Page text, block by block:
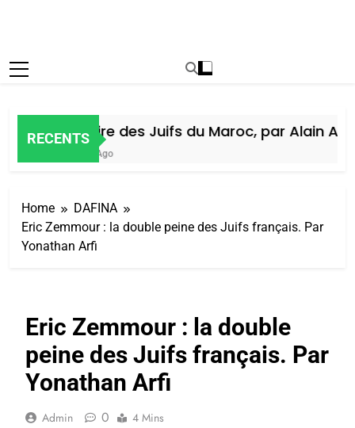
RECENTS
Histoire des Juifs du Maroc, par Alain Amiel
6 Jours Ago
Home
DAFINA
Eric Zemmour : la double peine des Juifs français. Par
Yonathan Arfi
Eric Zemmour : la double
peine des Juifs français. Par
Yonathan Arfi
Admin 0 4 Mins